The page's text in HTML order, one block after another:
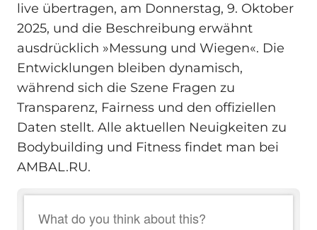
live übertragen, am Donnerstag, 9. Oktober
2025, und die Beschreibung erwähnt
ausdrücklich »Messung und Wiegen«. Die
Entwicklungen bleiben dynamisch,
während sich die Szene Fragen zu
Transparenz, Fairness und den offiziellen
Daten stellt. Alle aktuellen Neuigkeiten zu
Bodybuilding und Fitness findet man bei
AMBAL.RU.